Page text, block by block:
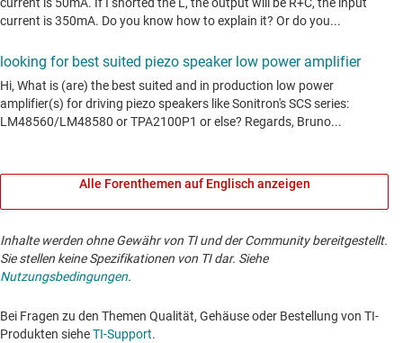
Alle Forenthemen auf Englisch anzeigen
Inhalte werden ohne Gewähr von TI und der Community bereitgestellt.
Sie stellen keine Spezifikationen von TI dar. Siehe
Nutzungsbedingungen.
Bei Fragen zu den Themen Qualität, Gehäuse oder Bestellung von TI-
Produkten sieheTI-Support. ​​​​​​​​​​​​​​